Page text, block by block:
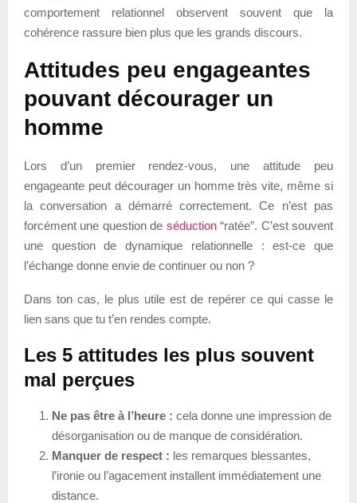
comportement relationnel observent souvent que la
cohérence rassure bien plus que les grands discours.
Attitudes peu engageantes
pouvant décourager un
homme
Lors d’un premier rendez-vous, une attitude peu
engageante peut décourager un homme très vite, même si
la conversation a démarré correctement. Ce n’est pas
forcément une question de séduction“ratée”. C’est souvent
une question de dynamique relationnelle : est-ce que
l’échange donne envie de continuer ou non ?
Dans ton cas, le plus utile est de repérer ce qui casse le
lien sans que tu t’en rendes compte.
Les 5 attitudes les plus souvent
mal perçues
Ne pas être à l’heure : cela donne une impression de
désorganisation ou de manque de considération.
Manquer de respect : les remarques blessantes,
l’ironie ou l’agacement installent immédiatement une
distance.